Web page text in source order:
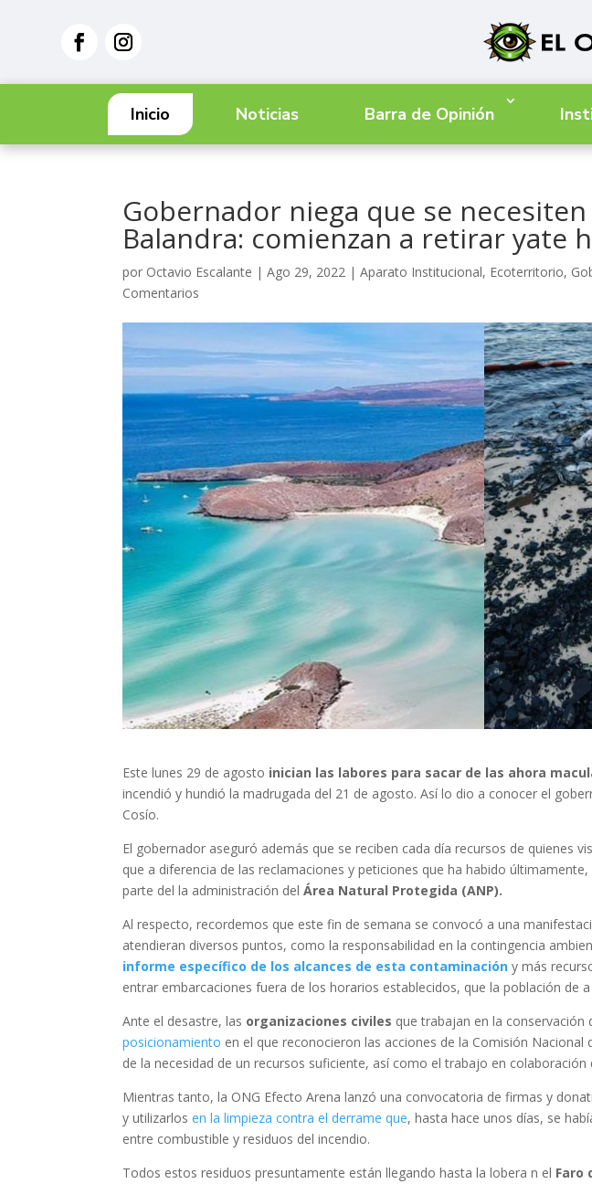
Inicio Noticias Barra de Opinión
Gobernador niega que se
Balandra: comienzan a retirar yate
por Octavio Escalante |Ago 29, 2022 |Aparato Institucional, Ecoterritorio,
Comentarios
Este lunes 29 de agosto inician las labores para sacar de las ahora
incendió y hundió la madrugada del 21 de agosto. Así lo dio a conocer el
Cosío.
El gobernador aseguró además que se reciben cada día recursos de quienes
que a diferencia de las reclamaciones y peticiones que ha habido
parte del la administración delÁrea Natural Protegida (ANP).
Al respecto, recordemos que este fin de semana se convocó a una
atendieran diversos puntos, como la responsabilidad en la contingencia
informe específico de los alcances de esta contaminación y más
entrar embarcaciones fuera de los horarios establecidos, que la población de
Ante el desastre, las organizaciones civiles que trabajan en la conservación
posicionamiento en el que reconocieron las acciones de la Comisión Nacional
de la necesidad de un recursos suficiente, así como el trabajo en colaboración
Mientras tanto, la ONG Efecto Arena lanzó una convocatoria de firmas y
y utilizarlosen la limpieza contra el derrame que, hasta hace unos días, se
entre combustible y residuos del incendio.
Todos estos residuos presuntamente están llegando hasta la lobera n el Faro